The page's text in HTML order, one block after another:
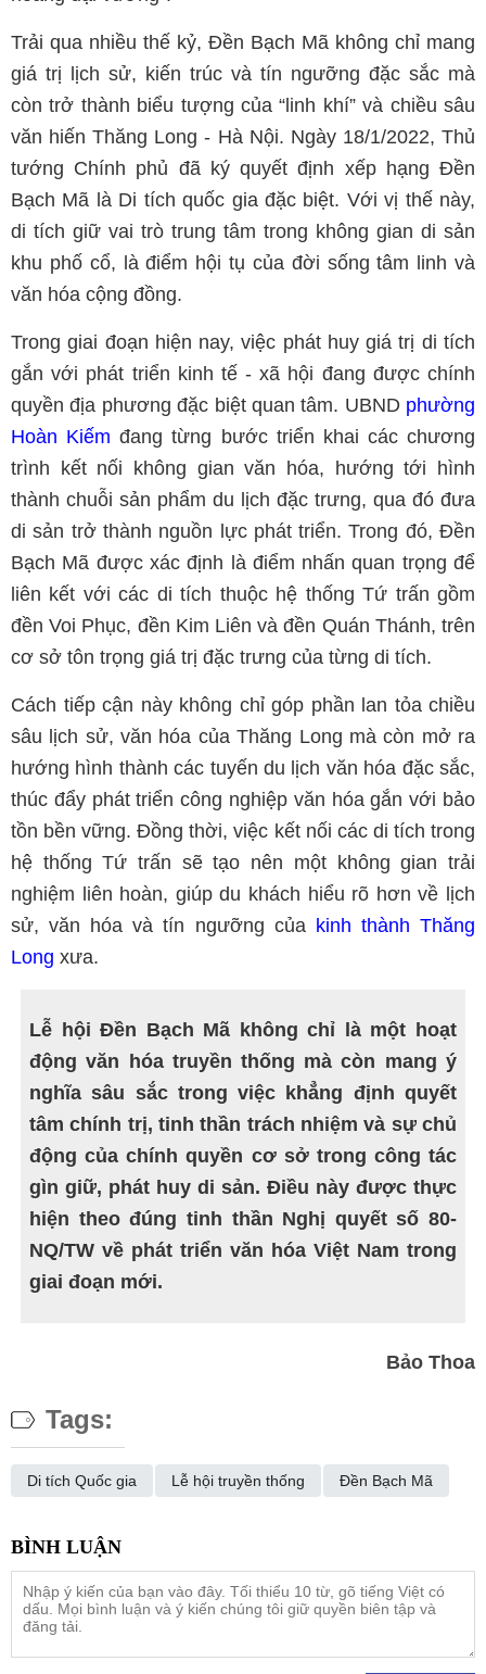
Trải qua nhiều thế kỷ, Đền Bạch Mã không chỉ mang
giá trị lịch sử, kiến trúc và tín ngưỡng đặc sắc mà
còn trở thành biểu tượng của “linh khí” và chiều sâu
văn hiến Thăng Long - Hà Nội. Ngày 18/1/2022, Thủ
tướng Chính phủ đã ký quyết định xếp hạng Đền
Bạch Mã là Di tích quốc gia đặc biệt. Với vị thế này,
di tích giữ vai trò trung tâm trong không gian di sản
khu phố cổ, là điểm hội tụ của đời sống tâm linh và
văn hóa cộng đồng.
Trong giai đoạn hiện nay, việc phát huy giá trị di tích
gắn với phát triển kinh tế - xã hội đang được chính
quyền địa phương đặc biệt quan tâm. UBND phường
Hoàn Kiếm đang từng bước triển khai các chương
trình kết nối không gian văn hóa, hướng tới hình
thành chuỗi sản phẩm du lịch đặc trưng, qua đó đưa
di sản trở thành nguồn lực phát triển. Trong đó, Đền
Bạch Mã được xác định là điểm nhấn quan trọng để
liên kết với các di tích thuộc hệ thống Tứ trấn gồm
đền Voi Phục, đền Kim Liên và đền Quán Thánh, trên
cơ sở tôn trọng giá trị đặc trưng của từng di tích.
Cách tiếp cận này không chỉ góp phần lan tỏa chiều
sâu lịch sử, văn hóa của Thăng Long mà còn mở ra
hướng hình thành các tuyến du lịch văn hóa đặc sắc,
thúc đẩy phát triển công nghiệp văn hóa gắn với bảo
tồn bền vững. Đồng thời, việc kết nối các di tích trong
hệ thống Tứ trấn sẽ tạo nên một không gian trải
nghiệm liên hoàn, giúp du khách hiểu rõ hơn về lịch
sử, văn hóa và tín ngưỡng của kinh thành Thăng
Long xưa.
Lễ hội Đền Bạch Mã không chỉ là một hoạt
động văn hóa truyền thống mà còn mang ý
nghĩa sâu sắc trong việc khẳng định quyết
tâm chính trị, tinh thần trách nhiệm và sự chủ
động của chính quyền cơ sở trong công tác
gìn giữ, phát huy di sản. Điều này được thực
hiện theo đúng tinh thần Nghị quyết số 80-
NQ/TW về phát triển văn hóa Việt Nam trong
giai đoạn mới.
Bảo Thoa
Tags:
Di tích Quốc gia Lễ hội truyền thống Đền Bạch Mã